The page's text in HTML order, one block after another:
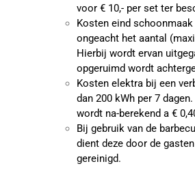
voor € 10,- per set ter
Kosten eind schoonmaak
ongeacht het aantal
Hierbij wordt ervan
opgeruimd wordt
Kosten elektra bij een
dan 200 kWh per 7
wordt na-berekend a €
Bij gebruik van de
dient deze door de
gereinigd.